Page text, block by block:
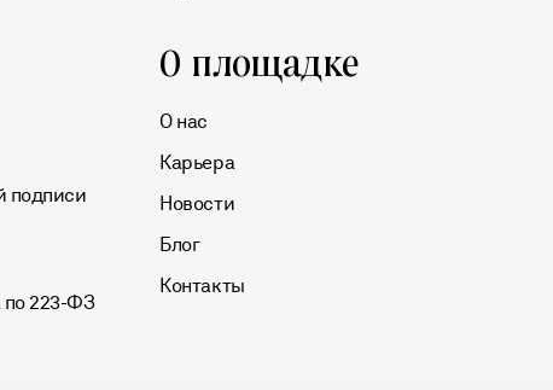
подписи
по 223-ФЗ
О площадке
О нас
Карьера
Новости
Блог
Контакты